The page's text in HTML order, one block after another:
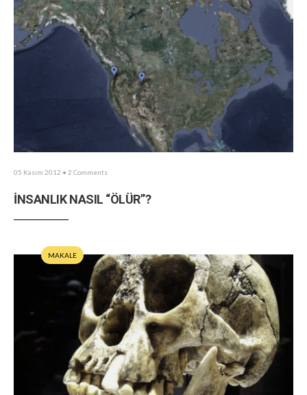
05 Kasım 2012 • 2 Comments
İNSANLIK NASIL “ÖLÜR”?
MAKALE